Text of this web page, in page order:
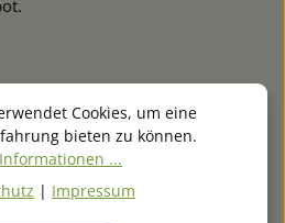
Tag (Werktage)
& Großbestellungen
möglich
Cookies, um eine
bieten zu können.
...
| Impressum